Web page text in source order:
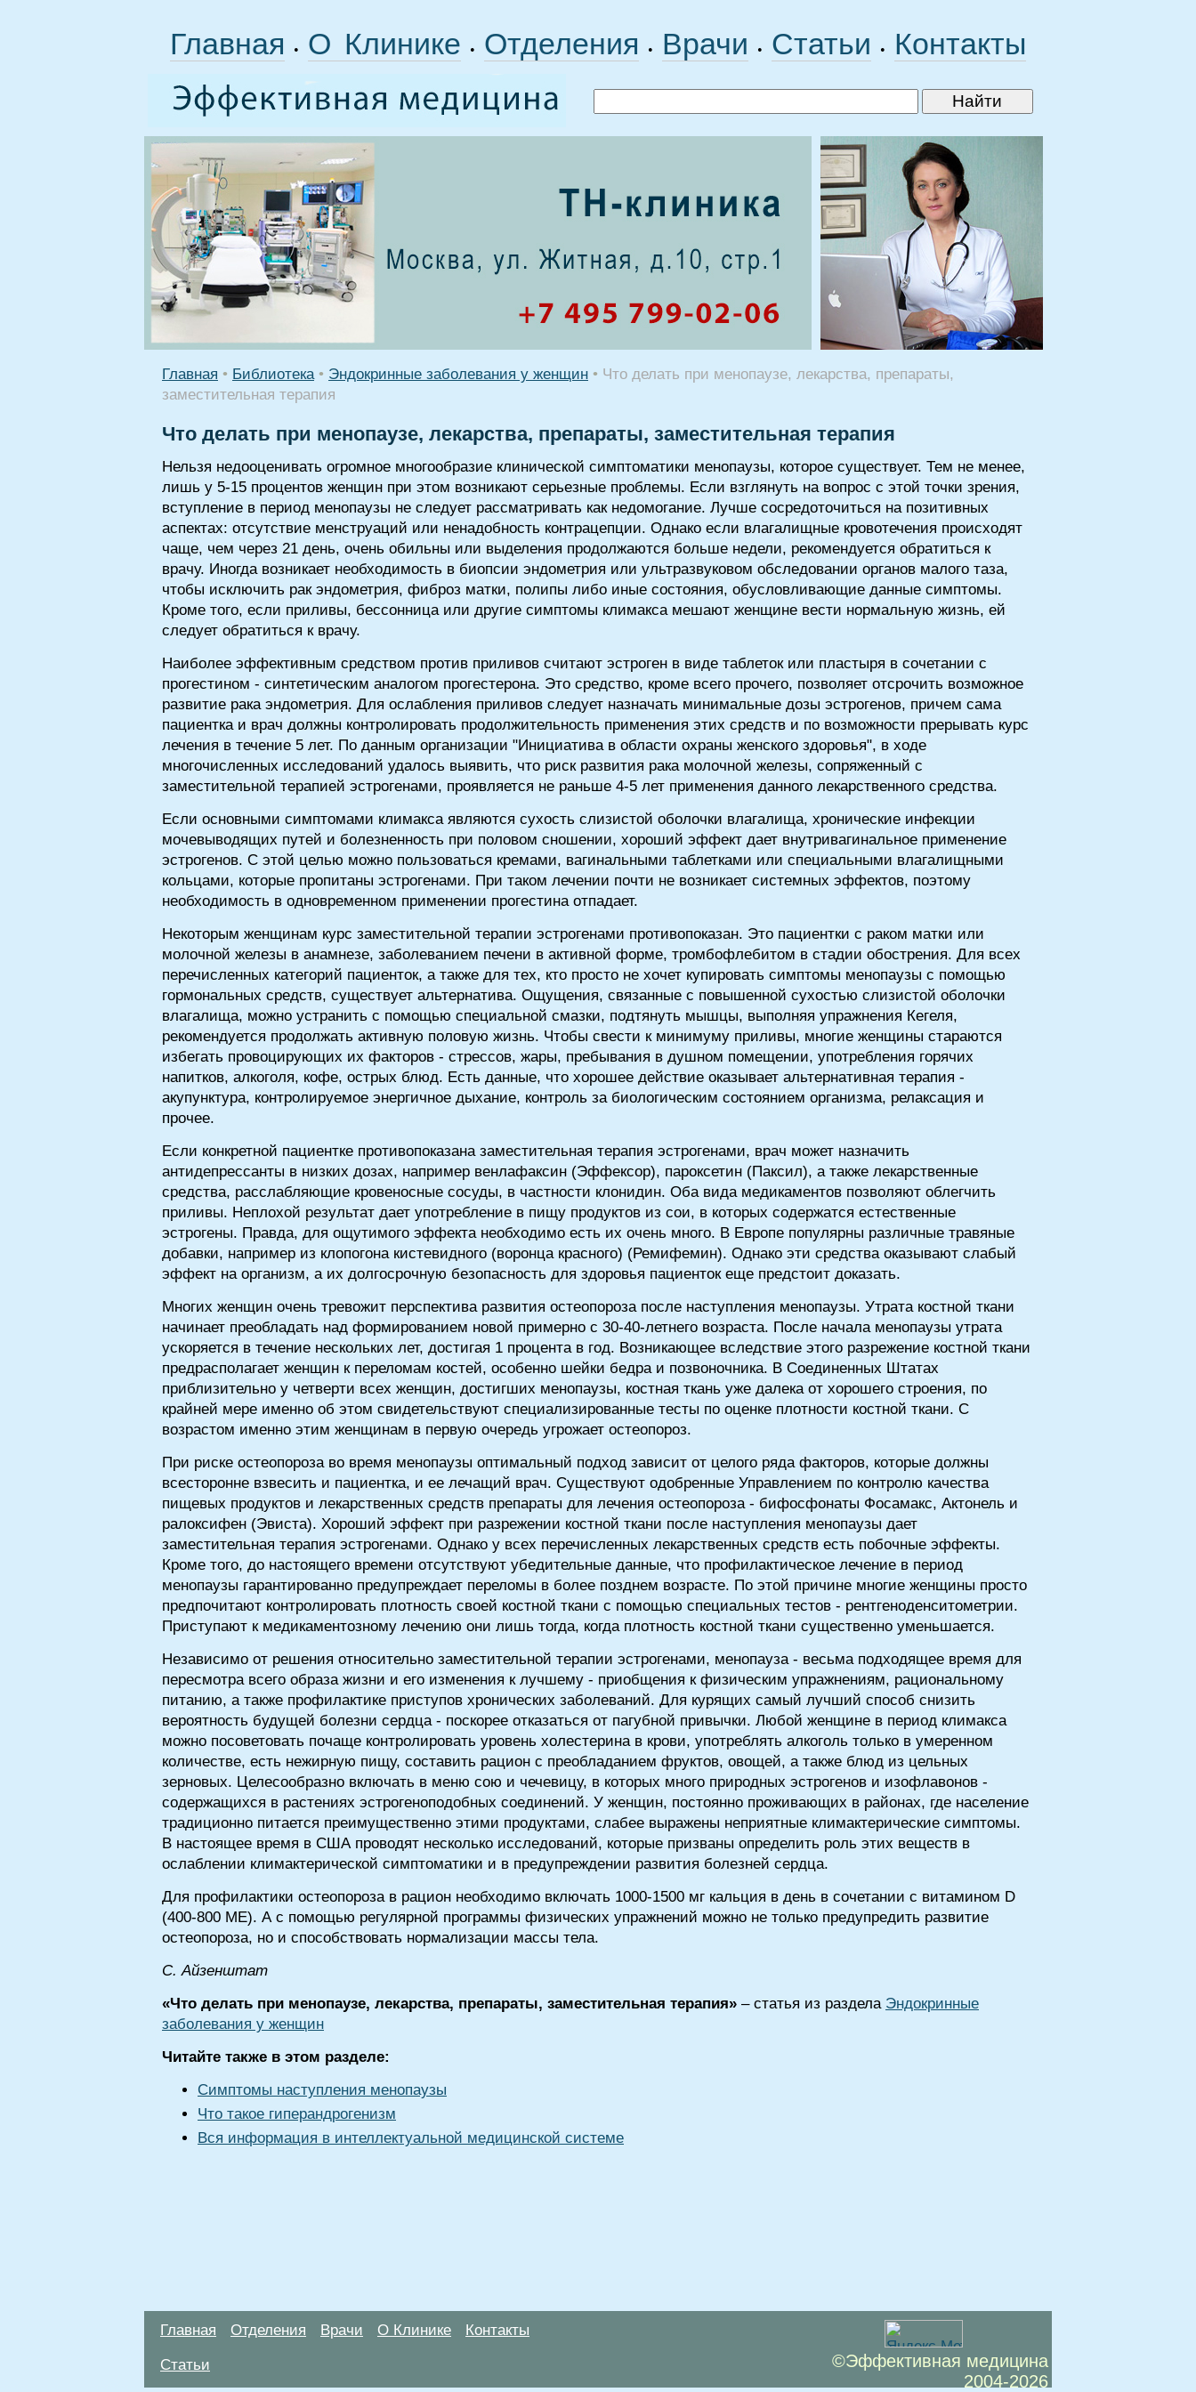
Главная • О Клинике • Отделения • Врачи • Статьи • Контакты
Главная • Библиотека • Эндокринные заболевания у женщин • Что делать при менопаузе, лекарства, препараты,
заместительная терапия
Что делать при менопаузе, лекарства, препараты, заместительная терапия
Нельзя недооценивать огромное многообразие клинической симптоматики менопаузы, которое существует. Тем не менее,
лишь у 5-15 процентов женщин при этом возникают серьезные проблемы. Если взглянуть на вопрос с этой точки зрения,
вступление в период менопаузы не следует рассматривать как недомогание. Лучше сосредоточиться на позитивных
аспектах: отсутствие менструаций или ненадобность контрацепции. Однако если влагалищные кровотечения происходят
чаще, чем через 21 день, очень обильны или выделения продолжаются больше недели, рекомендуется обратиться к
врачу. Иногда возникает необходимость в биопсии эндометрия или ультразвуковом обследовании органов малого таза,
чтобы исключить рак эндометрия, фиброз матки, полипы либо иные состояния, обусловливающие данные симптомы.
Кроме того, если приливы, бессонница или другие симптомы климакса мешают женщине вести нормальную жизнь, ей
следует обратиться к врачу.
Наиболее эффективным средством против приливов считают эстроген в виде таблеток или пластыря в сочетании с
прогестином - синтетическим аналогом прогестерона. Это средство, кроме всего прочего, позволяет отсрочить возможное
развитие рака эндометрия. Для ослабления приливов следует назначать минимальные дозы эстрогенов, причем сама
пациентка и врач должны контролировать продолжительность применения этих средств и по возможности прерывать курс
лечения в течение 5 лет. По данным организации "Инициатива в области охраны женского здоровья", в ходе
многочисленных исследований удалось выявить, что риск развития рака молочной железы, сопряженный с
заместительной терапией эстрогенами, проявляется не раньше 4-5 лет применения данного лекарственного средства.
Если основными симптомами климакса являются сухость слизистой оболочки влагалища, хронические инфекции
мочевыводящих путей и болезненность при половом сношении, хороший эффект дает внутривагинальное применение
эстрогенов. С этой целью можно пользоваться кремами, вагинальными таблетками или специальными влагалищными
кольцами, которые пропитаны эстрогенами. При таком лечении почти не возникает системных эффектов, поэтому
необходимость в одновременном применении прогестина отпадает.
Некоторым женщинам курс заместительной терапии эстрогенами противопоказан. Это пациентки с раком матки или
молочной железы в анамнезе, заболеванием печени в активной форме, тромбофлебитом в стадии обострения. Для всех
перечисленных категорий пациенток, а также для тех, кто просто не хочет купировать симптомы менопаузы с помощью
гормональных средств, существует альтернатива. Ощущения, связанные с повышенной сухостью слизистой оболочки
влагалища, можно устранить с помощью специальной смазки, подтянуть мышцы, выполняя упражнения Кегеля,
рекомендуется продолжать активную половую жизнь. Чтобы свести к минимуму приливы, многие женщины стараются
избегать провоцирующих их факторов - стрессов, жары, пребывания в душном помещении, употребления горячих
напитков, алкоголя, кофе, острых блюд. Есть данные, что хорошее действие оказывает альтернативная терапия -
акупунктура, контролируемое энергичное дыхание, контроль за биологическим состоянием организма, релаксация и
прочее.
Если конкретной пациентке противопоказана заместительная терапия эстрогенами, врач может назначить
антидепрессанты в низких дозах, например венлафаксин (Эффексор), пароксетин (Паксил), а также лекарственные
средства, расслабляющие кровеносные сосуды, в частности клонидин. Оба вида медикаментов позволяют облегчить
приливы. Неплохой результат дает употребление в пищу продуктов из сои, в которых содержатся естественные
эстрогены. Правда, для ощутимого эффекта необходимо есть их очень много. В Европе популярны различные травяные
добавки, например из клопогона кистевидного (воронца красного) (Ремифемин). Однако эти средства оказывают слабый
эффект на организм, а их долгосрочную безопасность для здоровья пациенток еще предстоит доказать.
Многих женщин очень тревожит перспектива развития остеопороза после наступления менопаузы. Утрата костной ткани
начинает преобладать над формированием новой примерно с 30-40-летнего возраста. После начала менопаузы утрата
ускоряется в течение нескольких лет, достигая 1 процента в год. Возникающее вследствие этого разрежение костной ткани
предрасполагает женщин к переломам костей, особенно шейки бедра и позвоночника. В Соединенных Штатах
приблизительно у четверти всех женщин, достигших менопаузы, костная ткань уже далека от хорошего строения, по
крайней мере именно об этом свидетельствуют специализированные тесты по оценке плотности костной ткани. С
возрастом именно этим женщинам в первую очередь угрожает остеопороз.
При риске остеопороза во время менопаузы оптимальный подход зависит от целого ряда факторов, которые должны
всесторонне взвесить и пациентка, и ее лечащий врач. Существуют одобренные Управлением по контролю качества
пищевых продуктов и лекарственных средств препараты для лечения остеопороза - бифосфонаты Фосамакс, Актонель и
ралоксифен (Эвиста). Хороший эффект при разрежении костной ткани после наступления менопаузы дает
заместительная терапия эстрогенами. Однако у всех перечисленных лекарственных средств есть побочные эффекты.
Кроме того, до настоящего времени отсутствуют убедительные данные, что профилактическое лечение в период
менопаузы гарантированно предупреждает переломы в более позднем возрасте. По этой причине многие женщины просто
предпочитают контролировать плотность своей костной ткани с помощью специальных тестов - рентгеноденситометрии.
Приступают к медикаментозному лечению они лишь тогда, когда плотность костной ткани существенно уменьшается.
Независимо от решения относительно заместительной терапии эстрогенами, менопауза - весьма подходящее время для
пересмотра всего образа жизни и его изменения к лучшему - приобщения к физическим упражнениям, рациональному
питанию, а также профилактике приступов хронических заболеваний. Для курящих самый лучший способ снизить
вероятность будущей болезни сердца - поскорее отказаться от пагубной привычки. Любой женщине в период климакса
можно посоветовать почаще контролировать уровень холестерина в крови, употреблять алкоголь только в умеренном
количестве, есть нежирную пищу, составить рацион с преобладанием фруктов, овощей, а также блюд из цельных
зерновых. Целесообразно включать в меню сою и чечевицу, в которых много природных эстрогенов и изофлавонов -
содержащихся в растениях эстрогеноподобных соединений. У женщин, постоянно проживающих в районах, где население
традиционно питается преимущественно этими продуктами, слабее выражены неприятные климактерические симптомы.
В настоящее время в США проводят несколько исследований, которые призваны определить роль этих веществ в
ослаблении климактерической симптоматики и в предупреждении развития болезней сердца.
Для профилактики остеопороза в рацион необходимо включать 1000-1500 мг кальция в день в сочетании с витамином D
(400-800 ME). А с помощью регулярной программы физических упражнений можно не только предупредить развитие
остеопороза, но и способствовать нормализации массы тела.
С. Айзенштат
«Что делать при менопаузе, лекарства, препараты, заместительная терапия» – статья из раздела Эндокринные
заболевания у женщин
Читайте также в этом разделе:
Симптомы наступления менопаузы
Что такое гиперандрогенизм
Вся информация в интеллектуальной медицинской системе
Главная Отделения Врачи О Клинике Контакты
Статьи
©Эффективная медицина
2004-2026